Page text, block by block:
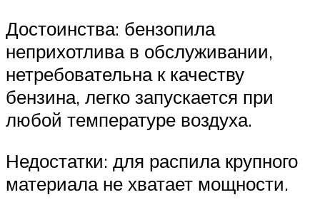
Достоинства: бензопила
неприхотлива в обслуживании,
нетребовательна к качеству
бензина, легко запускается при
любой температуре воздуха.
Недостатки: для распила крупного
материала не хватает мощности.